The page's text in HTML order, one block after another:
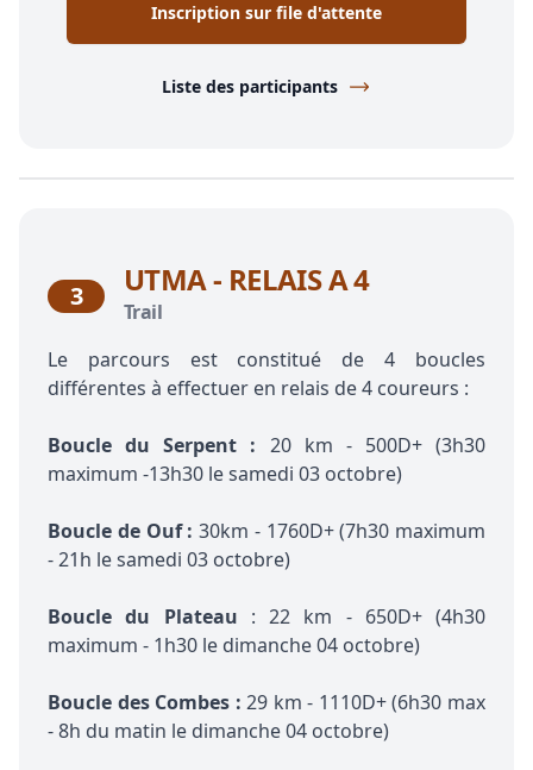
Inscription sur file d'attente
Liste des participants
3 UTMA - RELAIS A 4
Trail
Le parcours est constitué de 4 boucles
différentes à effectuer en relais de 4 coureurs :
Boucle du Serpent : 20 km - 500D+ (3h30
maximum -13h30 le samedi 03 octobre)
Boucle de Ouf : 30km - 1760D+ (7h30 maximum
- 21h le samedi 03 octobre)
Boucle du Plateau : 22 km - 650D+ (4h30
maximum - 1h30 le dimanche 04 octobre)
Boucle des Combes :29 km - 1110D+ (6h30 max
- 8h du matin le dimanche 04 octobre)